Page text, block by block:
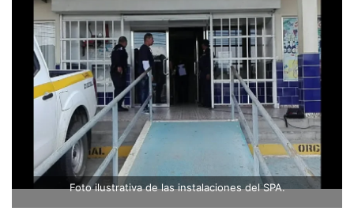
Foto ilustrativa de las instalaciones del SPA.